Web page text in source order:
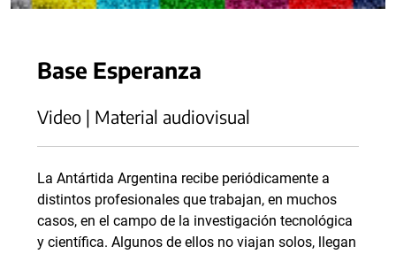
Base Esperanza
Video | Material audiovisual
La Antártida Argentina recibe periódicamente a
distintos profesionales que trabajan, en muchos
casos, en el campo de la investigación tecnológica
y científica. Algunos de ellos no viajan solos, llegan